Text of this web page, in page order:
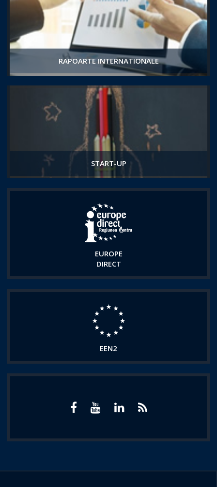
RAPOARTE INTERNATIONALE
START-UP
EUROPE
DIRECT
EEN2